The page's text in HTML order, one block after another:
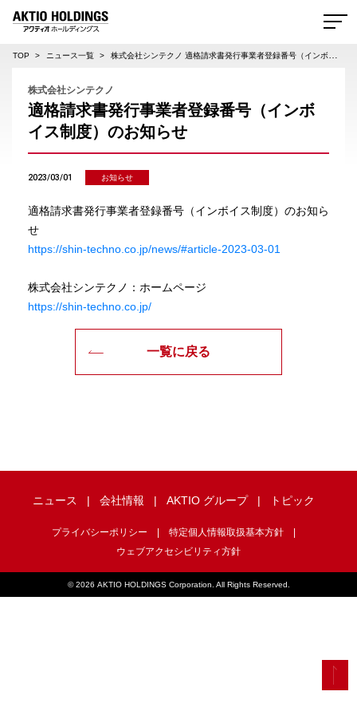
TOP ニュース一覧 株式会社シンテクノ 適格請求書発行事業者登録番号（インボイス制度）のお知らせ
株式会社シンテクノ
適格請求書発行事業者登録番号（インボ
イス制度）のお知らせ
2023/03/01 お知らせ
適格請求書発行事業者登録番号（インボイス制度）のお知ら
せ
https://shin-techno.co.jp/news/#article-2023-03-01
株式会社シンテクノ：ホームページ
https://shin-techno.co.jp/
一覧に戻る
ニュース 会社情報 AKTIO グループ トピック
プライバシーポリシー
特定個人情報取扱基本方針
ウェブアクセシビリティ方針
©2026 AKTIO HOLDINGS Corporation. All Rights Reserved.